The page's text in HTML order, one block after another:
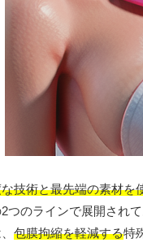
技術と最先端の素材を
つのラインで展開され
包膜拘縮を軽減する特